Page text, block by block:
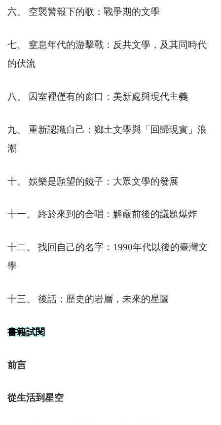
六、 空襲警報下的歌：戰爭期的文學
七、 窒息年代的游擊戰：反共文學，及其同時代
的伏流
八、 囚室裡僅有的窗口：美新處與現代主義
九、 重新認識自己：鄉土文學與「回歸現實」浪
潮
十、 娛樂是願望的鏡子：大眾文學的發展
十一、 終於來到的合唱：解嚴前後的議題爆炸
十二、 找回自己的名字： 1990年代以後的臺灣文
學
十三、 後話：歷史的岩層，未來的星圖
書籍試閱
前言
從生活到星空